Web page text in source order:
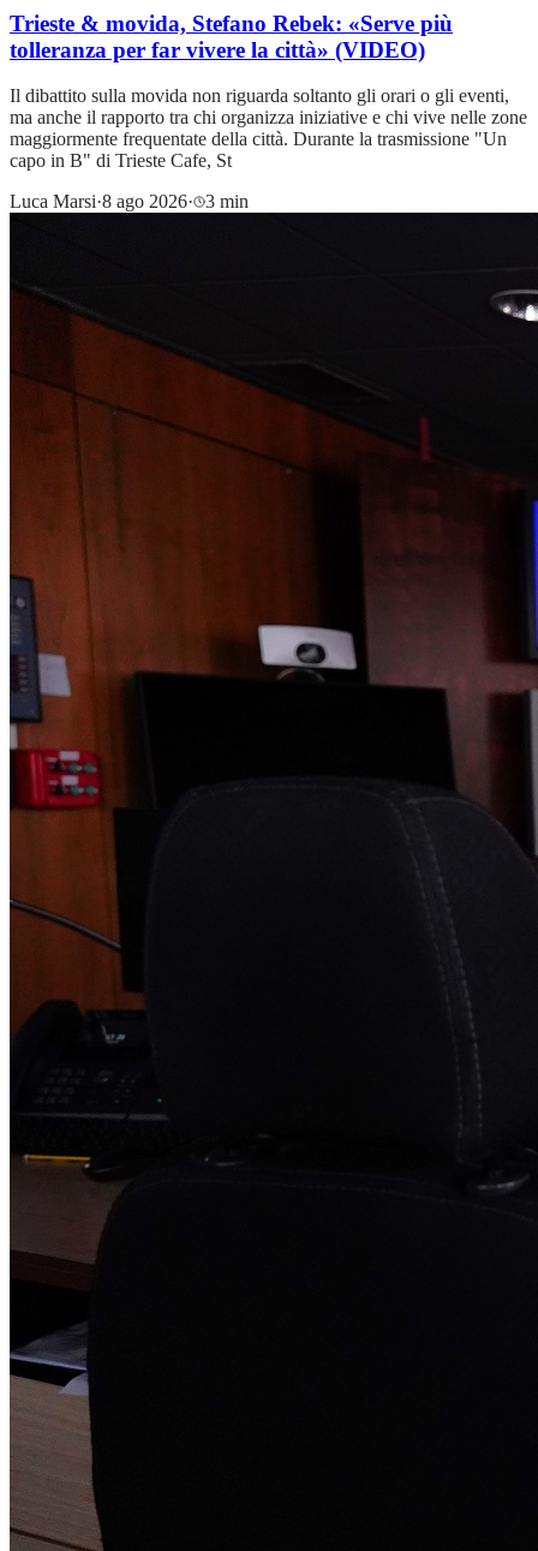
Trieste & movida, Stefano Rebek: «Serve più
tolleranza per far vivere la città» (VIDEO)
Il dibattito sulla movida non riguarda soltanto gli orari o gli eventi,
ma anche il rapporto tra chi organizza iniziative e chi vive nelle zone
maggiormente frequentate della città. Durante la trasmissione "Un
capo in B" di Trieste Cafe, St
Luca Marsi·8 ago 2026· 3 min